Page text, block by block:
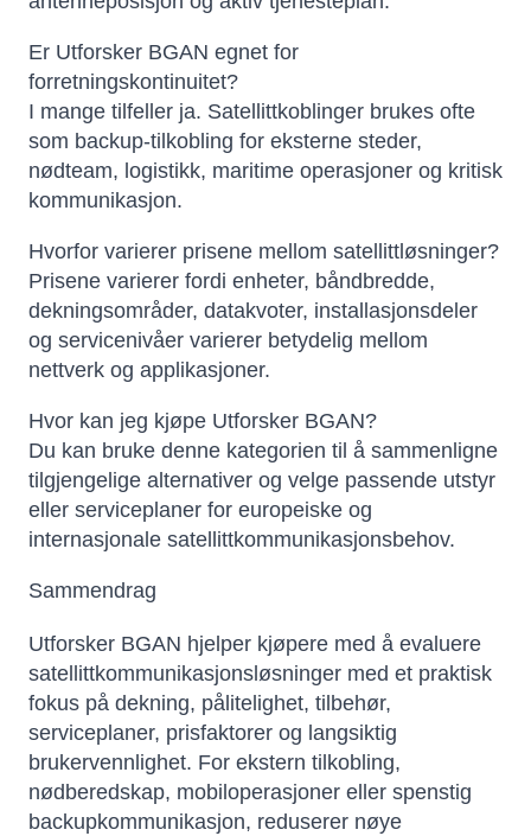
Er Utforsker BGAN egnet for
forretningskontinuitet?
I mange tilfeller ja. Satellittkoblinger brukes ofte
som backup-tilkobling for eksterne steder,
nødteam, logistikk, maritime operasjoner og kritisk
kommunikasjon.
Hvorfor varierer prisene mellom satellittløsninger?
Prisene varierer fordi enheter, båndbredde,
dekningsområder, datakvoter, installasjonsdeler
og servicenivåer varierer betydelig mellom
nettverk og applikasjoner.
Hvor kan jeg kjøpe Utforsker BGAN?
Du kan bruke denne kategorien til å sammenligne
tilgjengelige alternativer og velge passende utstyr
eller serviceplaner for europeiske og
internasjonale satellittkommunikasjonsbehov.
Sammendrag
Utforsker BGAN hjelper kjøpere med å evaluere
satellittkommunikasjonsløsninger med et praktisk
fokus på dekning, pålitelighet, tilbehør,
serviceplaner, prisfaktorer og langsiktig
brukervennlighet. For ekstern tilkobling,
nødberedskap, mobiloperasjoner eller spenstig
backupkommunikasjon, reduserer nøye